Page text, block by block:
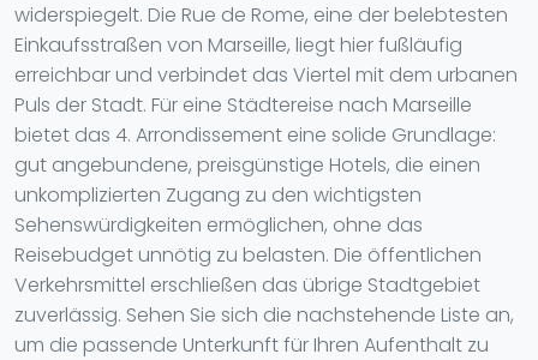
widerspiegelt. Die Rue de Rome, eine der belebtesten
Einkaufsstraßen von Marseille, liegt hier fußläufig
erreichbar und verbindet das Viertel mit dem urbanen
Puls der Stadt. Für eine Städtereise nach Marseille
bietet das 4. Arrondissement eine solide Grundlage:
gut angebundene, preisgünstige Hotels, die einen
unkomplizierten Zugang zu den wichtigsten
Sehenswürdigkeiten ermöglichen, ohne das
Reisebudget unnötig zu belasten. Die öffentlichen
Verkehrsmittel erschließen das übrige Stadtgebiet
zuverlässig. Sehen Sie sich die nachstehende Liste an,
um die passende Unterkunft für Ihren Aufenthalt zu